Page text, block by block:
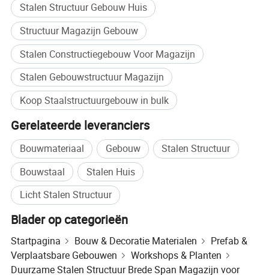
Om de kosten van een staalstructuur te berekenen, dient u de
volgende informatie te verstrekken:
(1) Afmetingen: Lengte, breedte, hoogte, hoogte van de dakrand,
enz.
(2) deuren en ramen:Afmetingen, hoeveelheden, posities.
(3) Lokaal klimaat:Windsnelheid, sneeuwbelasting, seismische
activiteit, enz.
(4) isolatiemateriaal:Plaattypes, sandwichmaterialen, dikte van de
sandwiches.
Stalen Structuur Gebouw Huis
Structuur Magazijn Gebouw
Stalen Constructiegebouw Voor Magazijn
Stalen Gebouwstructuur Magazijn
Koop Staalstructuurgebouw in bulk
Gerelateerde leveranciers
Bouwmateriaal Gebouw
Stalen Structuur
Bouwstaal
Stalen Huis
Licht Stalen Structuur
Blader op categorieën
Startpagina Bouw & Decoratie Materialen
Prefab &
Verplaatsbare Gebouwen
Workshops & Planten
Duurzame Stalen Structuur Brede Span Magazijn voor